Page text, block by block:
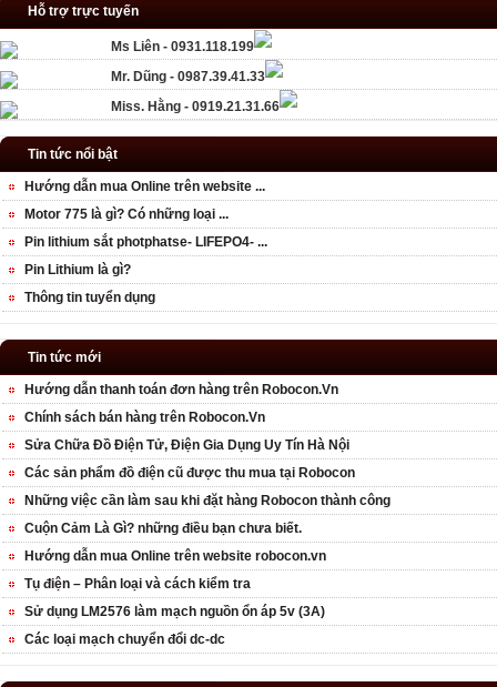
Hỗ trợ trực tuyến
Ms Liên - 0931.118.199
Mr. Dũng - 0987.39.41.33
Miss. Hằng - 0919.21.31.66
Tin tức nổi bật
Hướng dẫn mua Online trên website ...
Motor 775 là gì? Có những loại ...
Pin lithium sắt photphatse- LIFEPO4- ...
Pin Lithium là gì?
Thông tin tuyển dụng
Tin tức mới
Hướng dẫn thanh toán đơn hàng trên Robocon.Vn
Chính sách bán hàng trên Robocon.Vn
Sửa Chữa Đồ Điện Tử, Điện Gia Dụng Uy Tín Hà Nội
Các sản phẩm đồ điện cũ được thu mua tại Robocon
Những việc cần làm sau khi đặt hàng Robocon thành công
Cuộn Cảm Là Gì? những điều bạn chưa biết.
Hướng dẫn mua Online trên website robocon.vn
Tụ điện – Phân loại và cách kiểm tra
Sử dụng LM2576 làm mạch nguồn ổn áp 5v (3A)
Các loại mạch chuyển đổi dc-dc